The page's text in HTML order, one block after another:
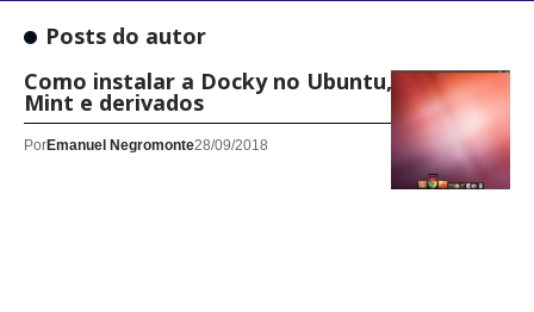
Posts do autor
Como instalar a Docky no Ubuntu, Linux
Mint e derivados
PorEmanuel Negromonte28/09/2018